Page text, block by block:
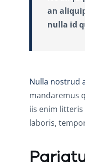
an
nulla id
Nulla nostrud
mandaremus
iis enim
laboris,